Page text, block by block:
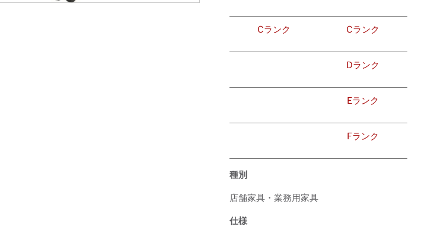
Cランク Cランク
Dランク
Eランク
Fランク
種別
店舗家具・業務用家具
仕様